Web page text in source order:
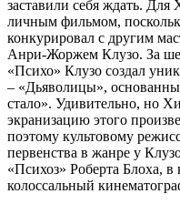
заставили себя ждать. Для
личным фильмом,
конкурировал с другим
Анри-Жоржем Клузо. За
«Психо» Клузо создал
– «Дьяволицы»,
стало». Удивительно, но
экранизацию этого
поэтому культовому
первенства в жанре у
«Психоз» Роберта Блоха, в
колоссальный